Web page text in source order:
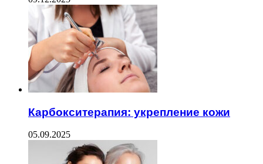
Карбокситерапия: укрепление кожи
05.09.2025